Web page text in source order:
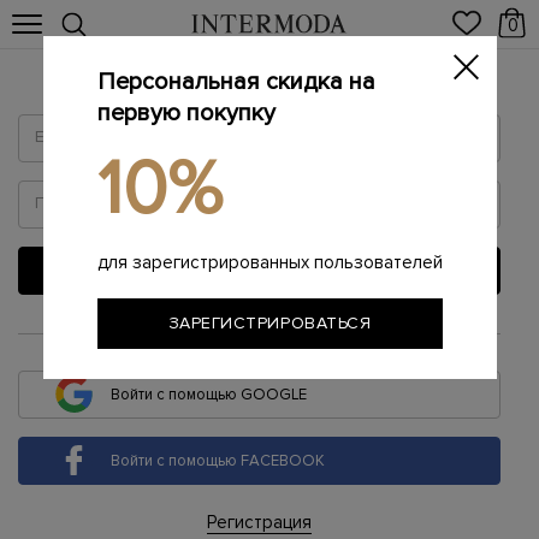
0
Войти
ВОЙТИ
или
Войти с помощью GOOGLE
Войти с помощью FACEBOOK
Регистрация
Персональная скидка на
первую покупку
10%
для зарегистрированных пользователей
ЗАРЕГИСТРИРОВАТЬСЯ